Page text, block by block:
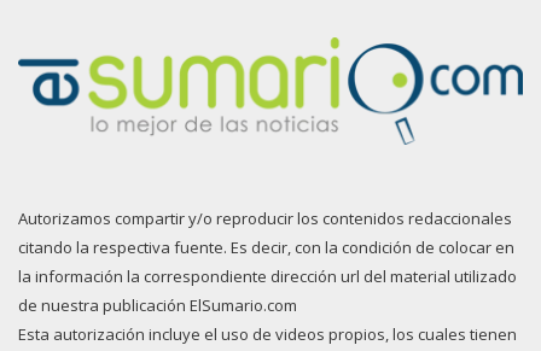
Autorizamos compartir y/o reproducir los contenidos redaccionales
citando la respectiva fuente. Es decir, con la condición de colocar en
la información la correspondiente dirección url del material utilizado
de nuestra publicación ElSumario.com
Esta autorización incluye el uso de videos propios, los cuales tienen